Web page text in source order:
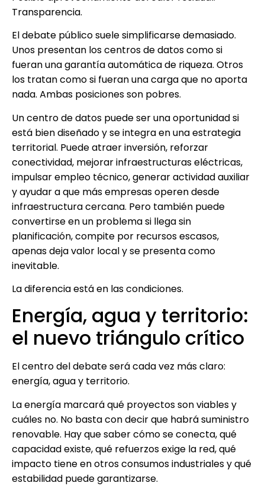
Transparencia.
El debate público suele simplificarse demasiado.
Unos presentan los centros de datos como si
fueran una garantía automática de riqueza. Otros
los tratan como si fueran una carga que no aporta
nada. Ambas posiciones son pobres.
Un centro de datos puede ser una oportunidad si
está bien diseñado y se integra en una estrategia
territorial. Puede atraer inversión, reforzar
conectividad, mejorar infraestructuras eléctricas,
impulsar empleo técnico, generar actividad auxiliar
y ayudar a que más empresas operen desde
infraestructura cercana. Pero también puede
convertirse en un problema si llega sin
planificación, compite por recursos escasos,
apenas deja valor local y se presenta como
inevitable.
La diferencia está en las condiciones.
Energía, agua y territorio:
el nuevo triángulo crítico
El centro del debate será cada vez más claro:
energía, agua y territorio.
La energía marcará qué proyectos son viables y
cuáles no. No basta con decir que habrá suministro
renovable. Hay que saber cómo se conecta, qué
capacidad existe, qué refuerzos exige la red, qué
impacto tiene en otros consumos industriales y qué
estabilidad puede garantizarse.